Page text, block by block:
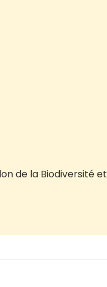
de la Biodiversité